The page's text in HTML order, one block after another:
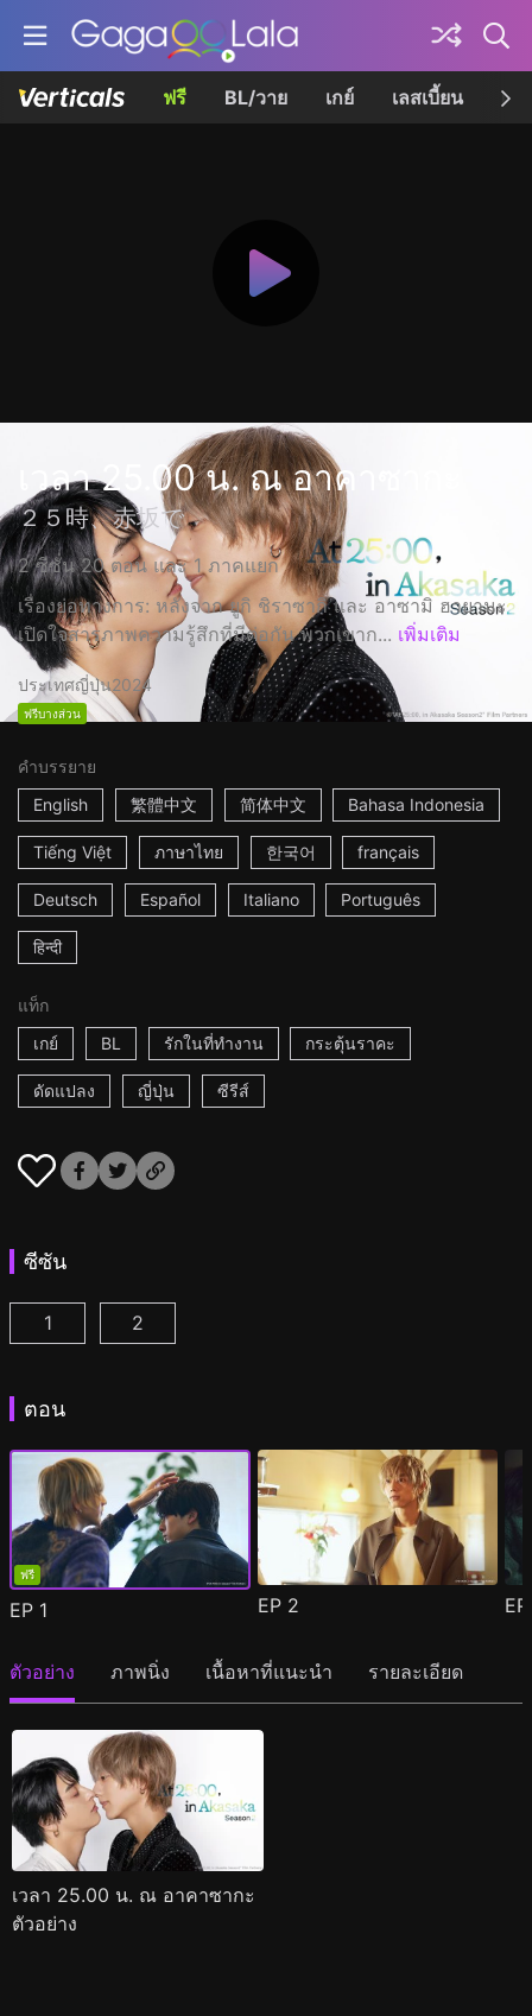
ฟรี BL/วาย เกย์ เลสเบี้ยน เค
เวลา 25.00 น. ณ อาคาซากะ
２５時、赤坂で
2 ซีซั่น 20 ตอน และ 1 ภาคแยก
เรื่องย่อทางการ: หลังจาก ยูกิ ชิราซากิ และ อาซามิ ฮายามะ
เปิดใจสารภาพความรู้สึกที่มีต่อกัน พวกเขาก... เพิ่มเติม
ประเทศญี่ปุ่น2024
ฟรีบางส่วน
คำบรรยาย
English
繁體中文 简体中文 Bahasa Indonesia
Tiếng Việt ภาษาไทย 한국어 français
Deutsch Español Italiano Português
हिन्दी
แท็ก
เกย์
BL รักในที่ทำงาน กระตุ้นราคะ
ดัดแปลง ญี่ปุ่น ซีรีส์
ซีซัน
เวลา 25.00 น. ณ อาคาซากะ ตอนที่ 1
1 เวลา 25.00 น. ณ อาคาซากะ ซีซั่น2 ตอนที่ 1
2
ตอน
ฟรี
EP 1 EP 2
ตัวอย่าง ภาพนิ่ง เนื้อหาที่แนะนำ รายละเอียด
เวลา 25.00 น. ณ อาคาซากะ
ตัวอย่าง